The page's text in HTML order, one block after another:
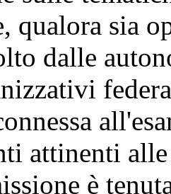
qualora sia
dalle
attinenti
è